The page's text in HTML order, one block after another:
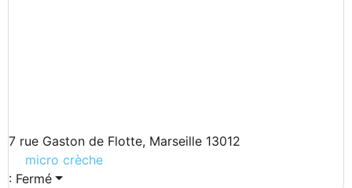
7 rue Gaston de Flotte, Marseille 13012
micro crèche
: Fermé